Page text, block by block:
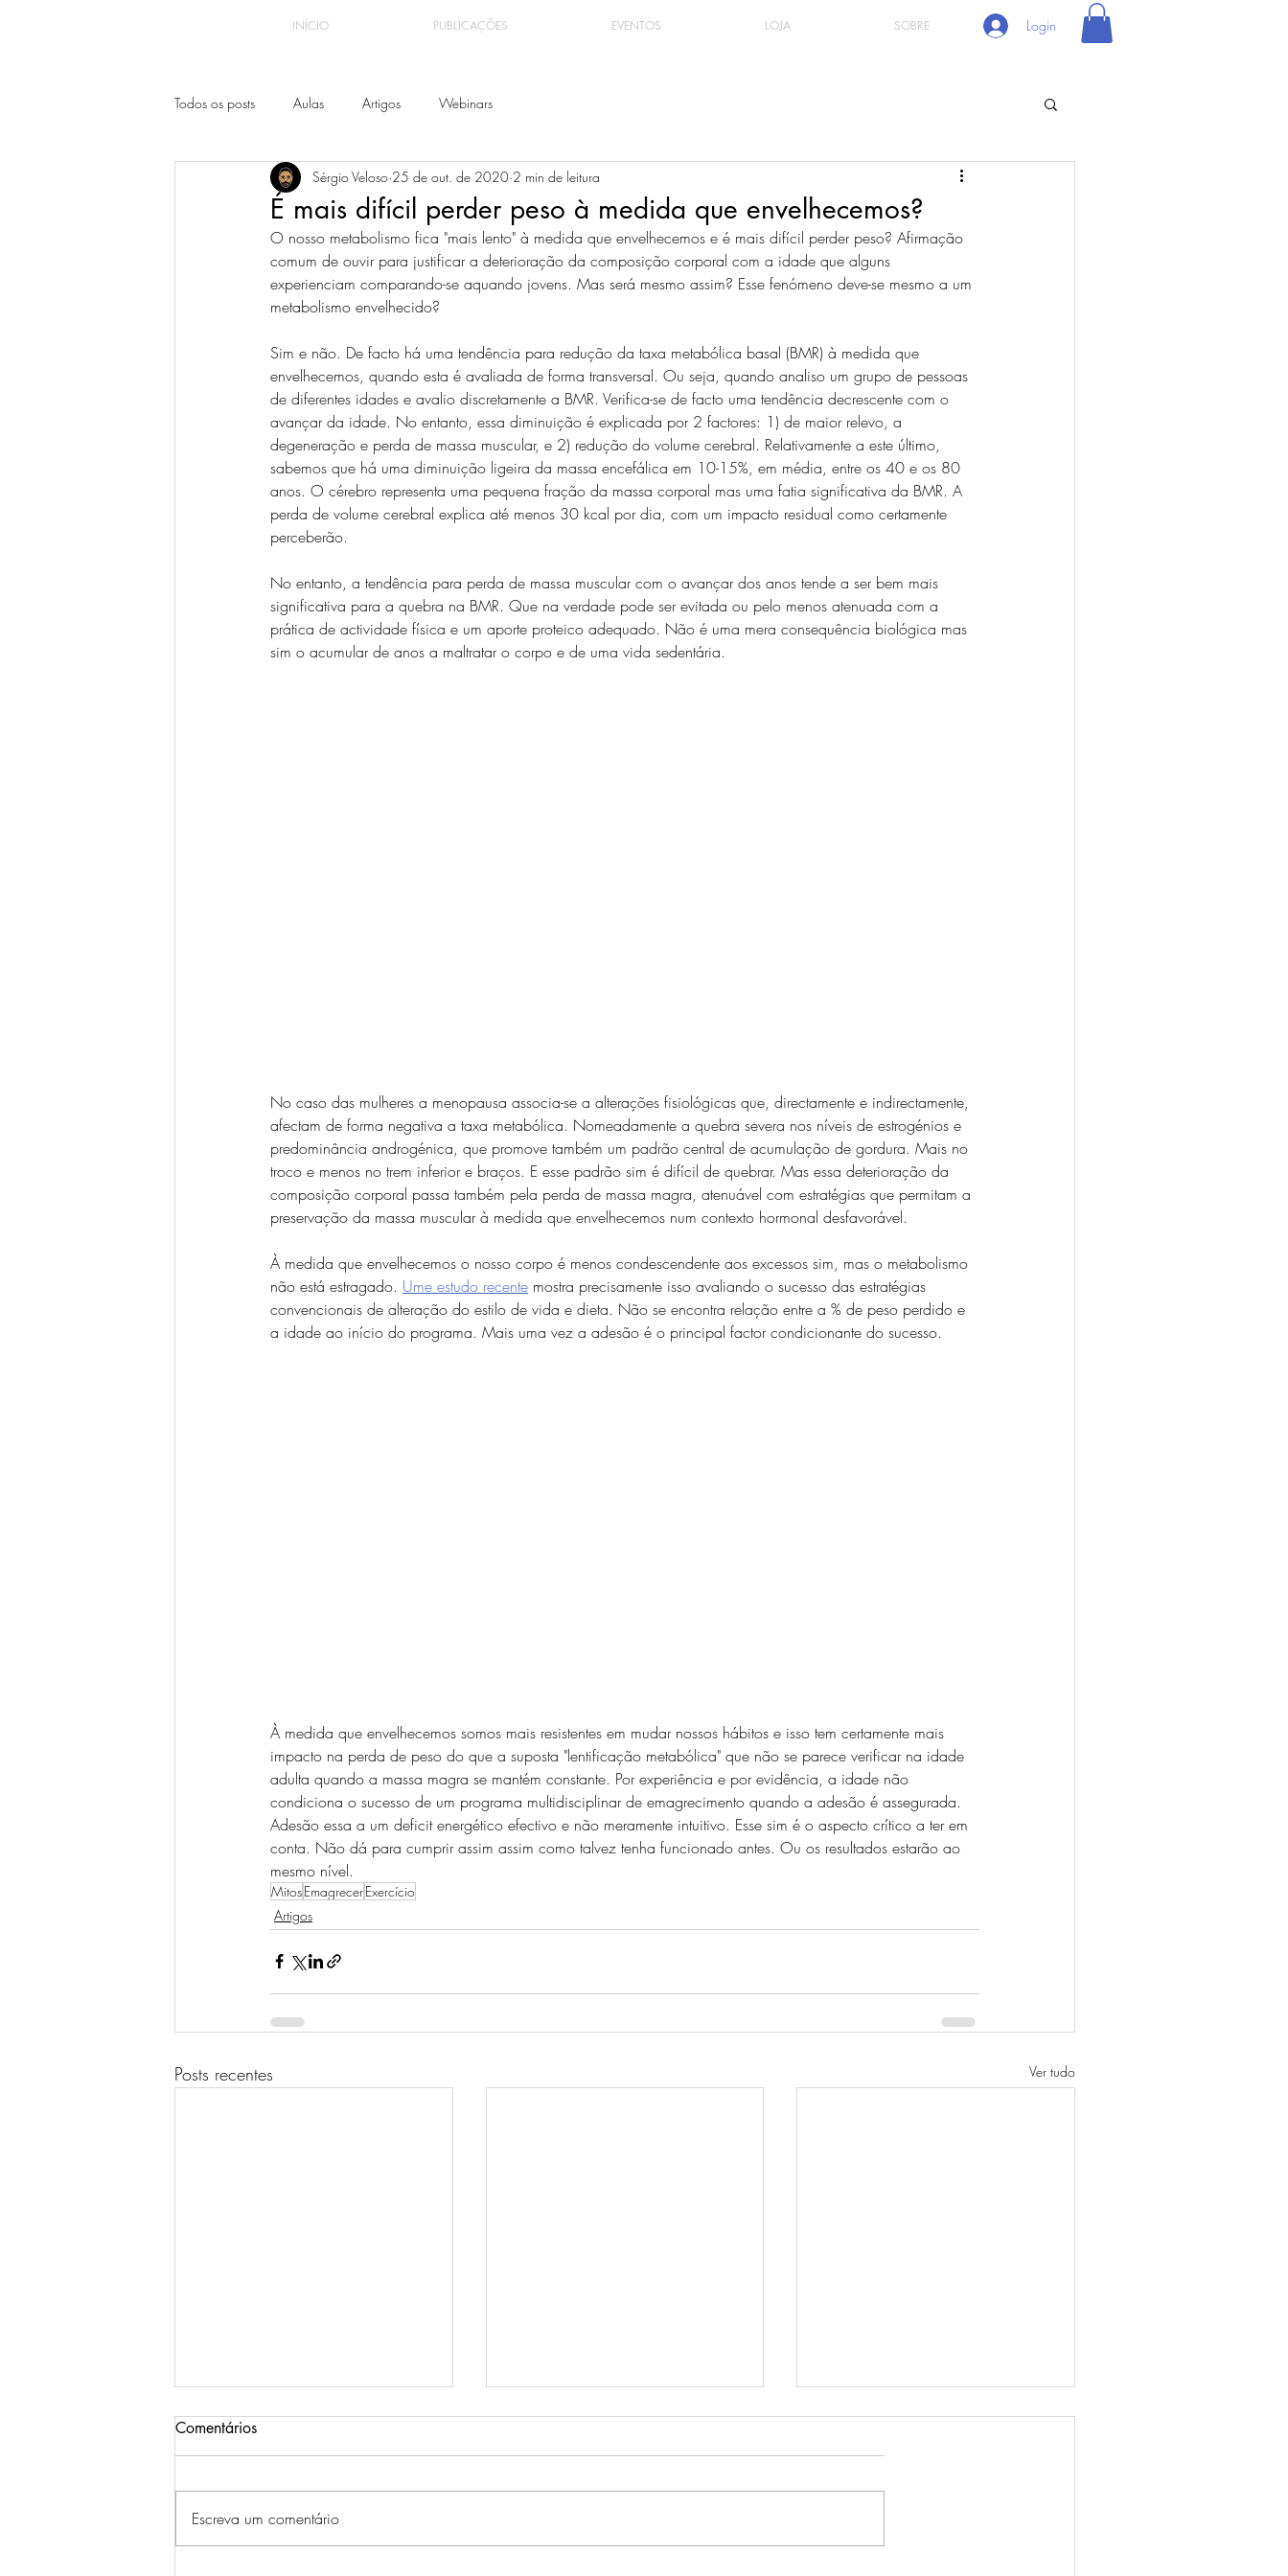
INÍCIO PUBLICAÇÕES EVENTOS LOJA SOBRE Login
Todos os posts Aulas Artigos Webinars
É mais difícil perder peso à medida que envelhecemos?
Sérgio Veloso 25 de out. de 2020 2 min de leitura
O nosso metabolismo fica "mais lento" à medida que envelhecemos e é mais difícil perder peso? Afirmação
comum de ouvir para justificar a deterioração da composição corporal com a idade que alguns
experienciam comparando-se aquando jovens. Mas será mesmo assim? Esse fenómeno deve-se mesmo a um
metabolismo envelhecido?
Sim e não. De facto há uma tendência para redução da taxa metabólica basal (BMR) à medida que
envelhecemos, quando esta é avaliada de forma transversal. Ou seja, quando analiso um grupo de pessoas
de diferentes idades e avalio discretamente a BMR. Verifica-se de facto uma tendência decrescente com o
avançar da idade. No entanto, essa diminuição é explicada por 2 factores: 1) de maior relevo, a
degeneração e perda de massa muscular, e 2) redução do volume cerebral. Relativamente a este último,
sabemos que há uma diminuição ligeira da massa encefálica em 10-15%, em média, entre os 40 e os 80
anos. O cérebro representa uma pequena fração da massa corporal mas uma fatia significativa da BMR. A
perda de volume cerebral explica até menos 30 kcal por dia, com um impacto residual como certamente
perceberão.
No entanto, a tendência para perda de massa muscular com o avançar dos anos tende a ser bem mais
significativa para a quebra na BMR. Que na verdade pode ser evitada ou pelo menos atenuada com a
prática de actividade física e um aporte proteico adequado. Não é uma mera consequência biológica mas
sim o acumular de anos a maltratar o corpo e de uma vida sedentária.
No caso das mulheres a menopausa associa-se a alterações fisiológicas que, directamente e indirectamente,
afectam de forma negativa a taxa metabólica. Nomeadamente a quebra severa nos níveis de estrogénios e
predominância androgénica, que promove também um padrão central de acumulação de gordura. Mais no
troco e menos no trem inferior e braços. E esse padrão sim é difícil de quebrar. Mas essa deterioração da
composição corporal passa também pela perda de massa magra, atenuável com estratégias que permitam a
preservação da massa muscular à medida que envelhecemos num contexto hormonal desfavorável.
À medida que envelhecemos o nosso corpo é menos condescendente aos excessos sim, mas o metabolismo
não está estragado. Ume estudo recente mostra precisamente isso avaliando o sucesso das estratégias
convencionais de alteração do estilo de vida e dieta. Não se encontra relação entre a % de peso perdido e
a idade ao início do programa. Mais uma vez a adesão é o principal factor condicionante do sucesso.
À medida que envelhecemos somos mais resistentes em mudar nossos hábitos e isso tem certamente mais
impacto na perda de peso do que a suposta "lentificação metabólica" que não se parece verificar na idade
adulta quando a massa magra se mantém constante. Por experiência e por evidência, a idade não
condiciona o sucesso de um programa multidisciplinar de emagrecimento quando a adesão é assegurada.
Adesão essa a um deficit energético efectivo e não meramente intuitivo. Esse sim é o aspecto crítico a ter em
conta. Não dá para cumprir assim assim como talvez tenha funcionado antes. Ou os resultados estarão ao
mesmo nível.
MitosEmagrecerExercício
Artigos
Posts recentes Ver tudo
Comentários
Escreva um comentário